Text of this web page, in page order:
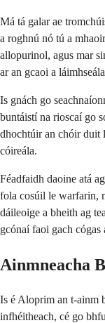
Má tá galar ae
a roghnú nó tú a
allopurinol, agus mar
ar an gcaoi a
Is gnách go
buntáistí na rioscaí go
dhochtúir an chóir duit
cóireála.
Féadfaidh daoine atá
fola cosúil le warfarin,
dáileoige a bheith ag
gcónaí faoi gach cógas
Ainmneacha
Is é Aloprim an t-ainm
infhéitheach, cé go